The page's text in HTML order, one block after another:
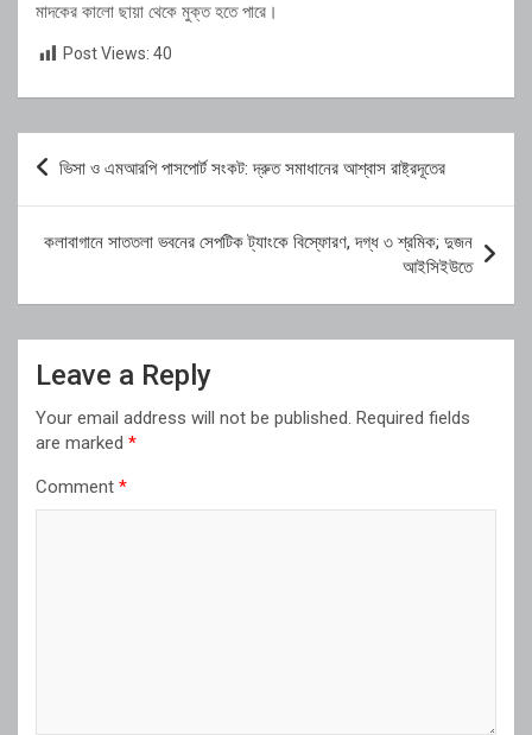
মাদকের কালো ছায়া থেকে মুক্ত হতে পারে।
Post Views: 40
Post
ভিসা ও এমআরপি পাসপোর্ট সংকট: দ্রুত সমাধানের আশ্বাস রাষ্ট্রদূতের
কলাবাগানে সাততলা ভবনের সেপটিক ট্যাংকে বিস্ফোরণ, দগ্ধ ৩ শ্রমিক; দুজন
আইসিইউতে
Leave a Reply
Your email address will not be published. Required fields
are marked *
Comment *